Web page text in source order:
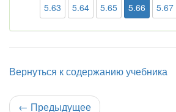
5.63 5.64 5.65 5.66 5.67
Вернуться к содержанию учебника
← Предыдущее